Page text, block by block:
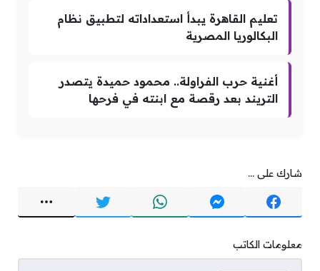
تعليم القاهرة يبدأ استعداداته لتطبيق نظام
البكالوريا المصرية
أغنية حرب الفراولة.. محمود حميدة يتصدر
التريند بعد رقصة مع ابنته في فرحها
شارك على ...
معلومات الكاتب